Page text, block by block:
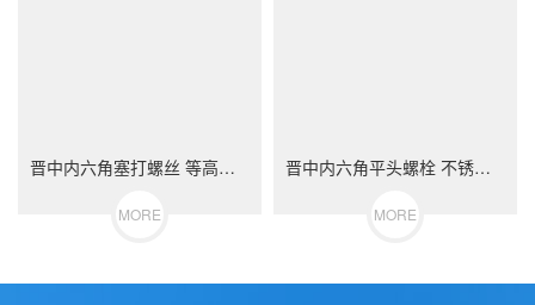
晋中内六角塞打螺丝 等高限位螺栓 不锈钢（304/316）碳钢 合金钢
MORE
晋中内六角平头螺栓 不锈钢（304/316）碳钢 合金钢
MORE